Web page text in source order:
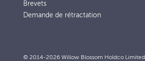
Brevets
Demande de rétractation
© 2014-2026 Willow Blossom Holdco Limited